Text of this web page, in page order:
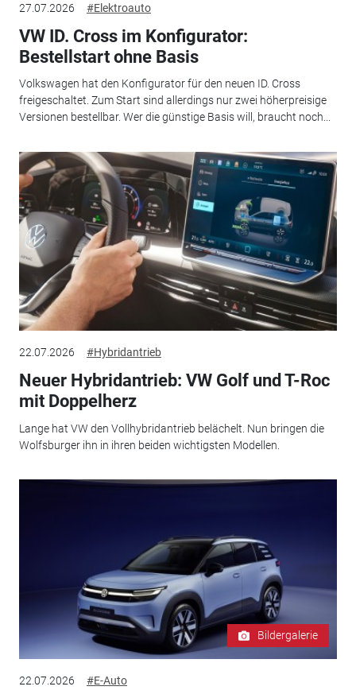
27.07.2026 #Elektroauto
VW ID. Cross im Konfigurator:
Bestellstart ohne Basis
Volkswagen hat den Konfigurator für den neuen ID. Cross
freigeschaltet. Zum Start sind allerdings nur zwei höherpreisige
Versionen bestellbar. Wer die günstige Basis will, braucht noch...
22.07.2026 #Hybridantrieb
Neuer Hybridantrieb: VW Golf und T-Roc
mit Doppelherz
Lange hat VW den Vollhybridantrieb belächelt. Nun bringen die
Wolfsburger ihn in ihren beiden wichtigsten Modellen.
Bildergalerie
22.07.2026 #E-Auto